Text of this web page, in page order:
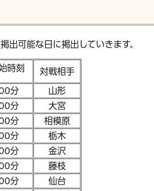
出可能な日に掲出していきます。
時刻 対戦相手
分
山形
分
大宮
分
相模原
分
栃木
分
金沢
分
藤枝
分
仙台
交付